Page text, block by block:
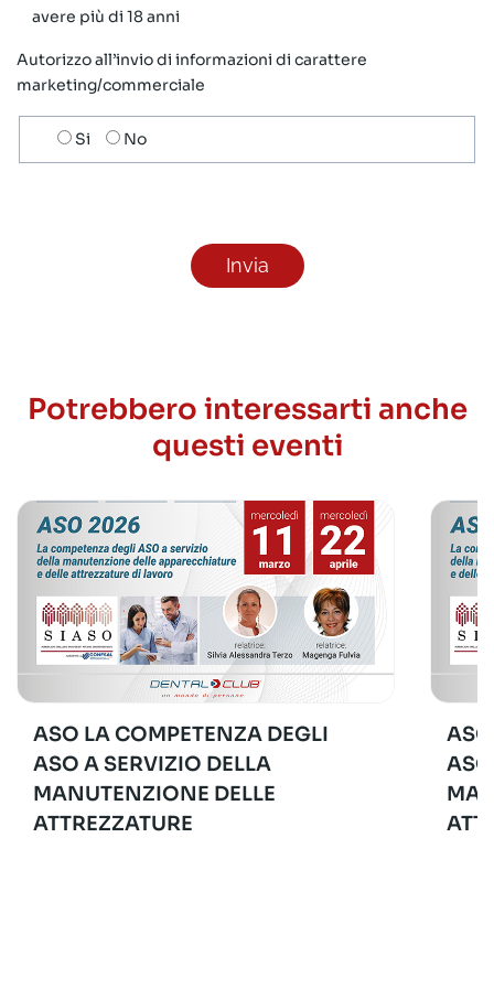
avere più di 18 anni
Autorizzo all’invio di informazioni di carattere
marketing/commerciale
Scelta
invio
Si No
Potrebbero interessarti anche
questi eventi
ASO LA COMPETENZA DEGLI
ASO A SERVIZIO DELLA
MANUTENZIONE DELLE
ATTREZZATURE